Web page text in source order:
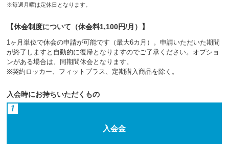
※毎週月曜は定休日となります。
【休会制度について（休会料1,100円/月）】
1ヶ月単位で休会の申請が可能です（最大6カ月）。申請いただいた期間
が終了しますと自動的に復帰となりますのでご了承ください。オプショ
ンがある場合は、同期間休会となります。
※契約ロッカー、フィットプラス、定期購入商品を除く。
入会時にお持ちいただくもの
入会金